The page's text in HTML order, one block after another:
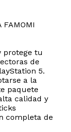
FAMOMI
protege tu
de
5.
a la
paquete
calidad y
completa de